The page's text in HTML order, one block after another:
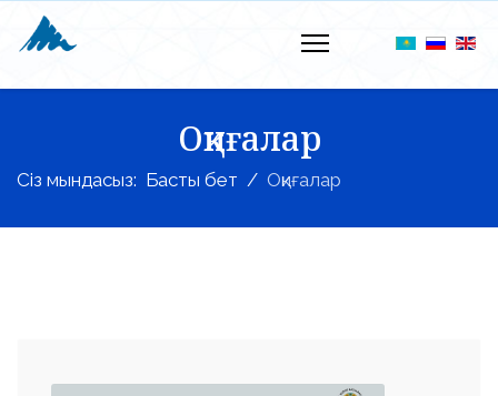
Оқиғалар
Сіз мындасыз: Басты бет Оқиғалар